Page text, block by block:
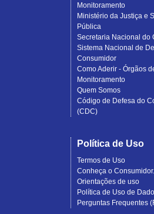
Monitoramento
Ministério da Justiça e
Pública
Secretaria Nacional do
Sistema Nacional de
Consumidor
Como Aderir - Órgãos
Monitoramento
Quem Somos
Código de Defesa do
(CDC)
Política de Uso
Termos de Uso
Conheça o
Orientações de uso
Política de Uso de
Perguntas Frequentes